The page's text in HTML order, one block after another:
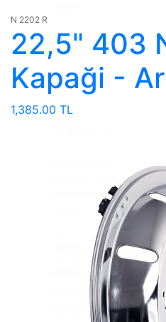
N 2202 R
22,5" 403
Kapaği -
1,385.00 TL